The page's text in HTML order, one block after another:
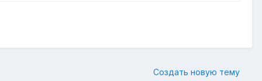
Создать новую тему